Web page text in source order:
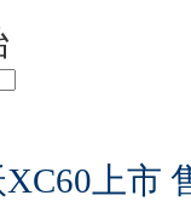
上市